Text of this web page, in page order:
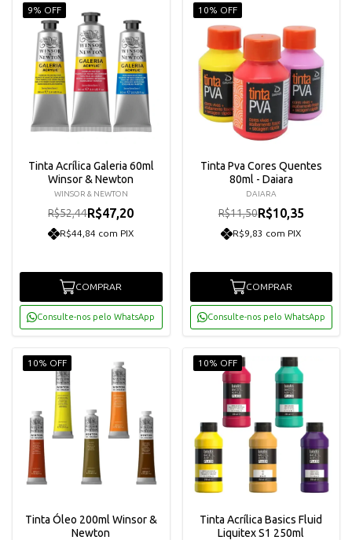
9% OFF
Tinta Acrílica Galeria 60ml
Winsor & Newton
WINSOR & NEWTON
R$52,44R$47,20
R$44,84 com PIX
COMPRAR
Consulte-nos pelo WhatsApp
10% OFF
Tinta Pva Cores Quentes
80ml - Daiara
DAIARA
R$11,50R$10,35
R$9,83 com PIX
COMPRAR
Consulte-nos pelo WhatsApp
10% OFF
Tinta Óleo 200ml Winsor &
Newton
10% OFF
Tinta Acrílica Basics Fluid
Liquitex S1 250ml